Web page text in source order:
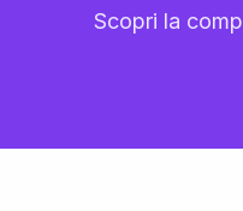
Scopri la